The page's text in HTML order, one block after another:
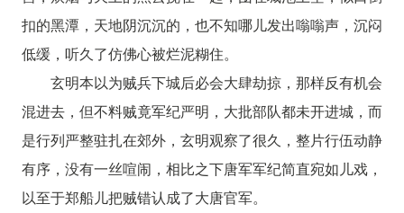
扣的黑潭，天地阴沉沉的，也不知哪儿发出嗡嗡声，沉闷
低缓，听久了仿佛心被烂泥糊住。
玄明本以为贼兵下城后必会大肆劫掠，那样反有机会
混进去，但不料贼竟军纪严明，大批部队都未开进城，而
是行列严整驻扎在郊外，玄明观察了很久，整片行伍动静
有序，没有一丝喧闹，相比之下唐军军纪简直宛如儿戏，
以至于郑船儿把贼错认成了大唐官军。